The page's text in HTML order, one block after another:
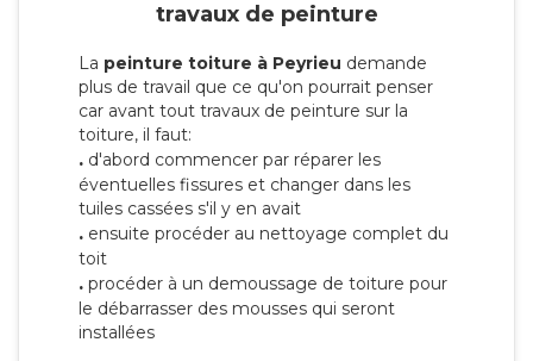
travaux de peinture
La peinture toiture à Peyrieu demande
plus de travail que ce qu'on pourrait penser
car avant tout travaux de peinture sur la
toiture, il faut:
. d'abord commencer par réparer les
éventuelles fissures et changer dans les
tuiles cassées s'il y en avait
. ensuite procéder au nettoyage complet du
toit
. procéder à un demoussage de toiture pour
le débarrasser des mousses qui seront
installées